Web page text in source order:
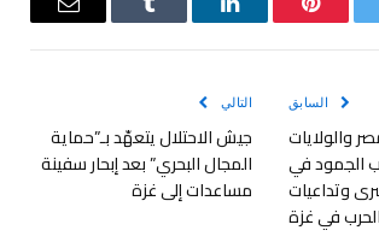
بينتيريستلينكدإن Tumblr
البريد
السابق
والولايات
الجمود في
وتداعيات
الحرب في غزة
التالي
جيش الاحتلال يتعهّد بـ”حماية
المجال البحري” بعد إبحار سفينة
مساعدات إلى غزة